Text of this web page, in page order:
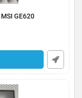
GE620